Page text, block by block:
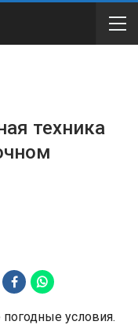
техника
условия.